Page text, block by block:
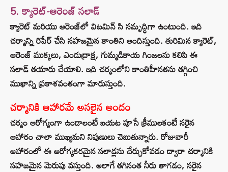
5. క్యారెట్-ఆరెంజ్ సలాడ్
క్యారెట్ మరియు ఆరెంజ్‌లో విటమిన్ సి సమృద్ధిగా ఉంటుంది. ఇది
చర్మాన్ని రిపేర్ చేసి సహజమైన కాంతిని అందిస్తుంది. తురిమిన క్యారెట్,
ఆరెంజ్ ముక్కలు, ఎండుద్రాక్ష, గుమ్మడికాయ గింజలను కలిపి ఈ
సలాడ్ తయారు చేయాలి. ఇది చర్మంలోని కాంతిహీనతను తగ్గించి
ముఖాన్ని ప్రకాశవంతంగా మారుస్తుంది.
చర్మానికి ఆహారమే అసలైన అందం
చర్మం ఆరోగ్యంగా ఉండాలంటే బయట పూసే క్రీములకంటే సరైన
ఆహారం చాలా ముఖ్యమని నిపుణులు చెబుతున్నారు. రోజువారీ
ఆహారంలో ఈ ఆరోగ్యకరమైన సలాడ్లను చేర్చుకోవడం ద్వారా చర్మానికి
సహజమైన మెరుపు వస్తుంది. అలాగే తగినంత నీరు తాగడం, సరైన